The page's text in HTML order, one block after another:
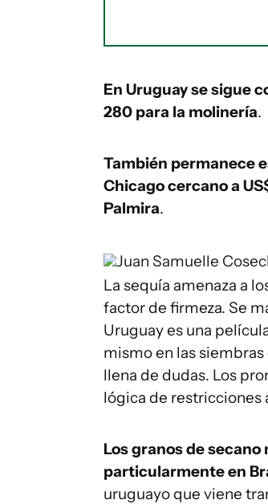
En Uruguay se sigue
280 para la molinería.
También permanece
Chicago cercano a
Palmira.
Juan Samuelle
La sequía amenaza a
factor de firmeza. Se
Uruguay es una
mismo en las
llena de dudas. Los
lógica de restricciones
Los granos de
particularmente en
uruguayo que viene